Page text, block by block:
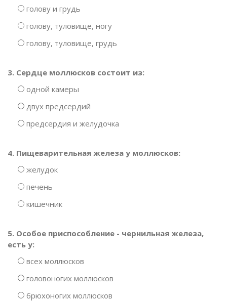
голову и грудь
голову, туловище, ногу
голову, туловище, грудь
3. Сердце моллюсков состоит из:
одной камеры
двух предсердий
предсердия и желудочка
4. Пищеварительная железа у моллюсков:
желудок
печень
кишечник
5. Особое приспособление - чернильная железа,
есть у:
всех моллюсков
головоногих моллюсков
брюхоногих моллюсков